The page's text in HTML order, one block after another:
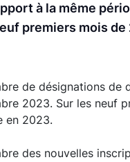
à la même
premiers mois
de désignations de
2023. Sur les neuf
en 2023.
des nouvelles